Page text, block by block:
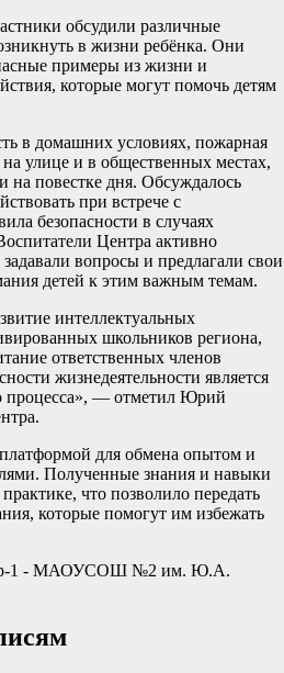
обсудили различные
в жизни ребёнка. Они
примеры из жизни и
которые могут помочь детям
в домашних условиях, пожарная
на улице и в общественных местах,
повестке дня. Обсуждалось
при встрече с
безопасности в случаях
Центра активно
вопросы и предлагали свои
детей к этим важным темам.
интеллектуальных
школьников региона,
ответственных членов
жизнедеятельности является
процесса», — отметил Юрий
для обмена опытом и
Полученные знания и навыки
что позволило передать
которые помогут им избежать